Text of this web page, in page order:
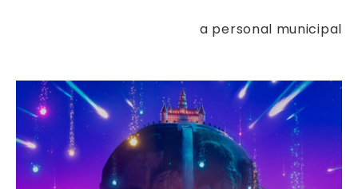
a personal municipal